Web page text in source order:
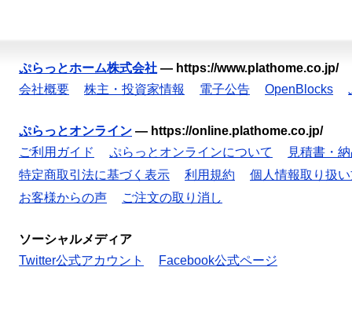
ぷらっとホーム株式会社 — https://www.plathome.co.jp/
会社概要
株主・投資家情報 電子公告 OpenBlocks
ぷらっとオンライン — https://online.plathome.co.jp/
ご利用ガイド
ぷらっとオンラインについて
見積書・
特定商取引法に基づく表示
利用規約
個人情報取り扱
お客様からの声
ご注文の取り消し
ソーシャルメディア
Twitter公式アカウント
Facebook公式ページ